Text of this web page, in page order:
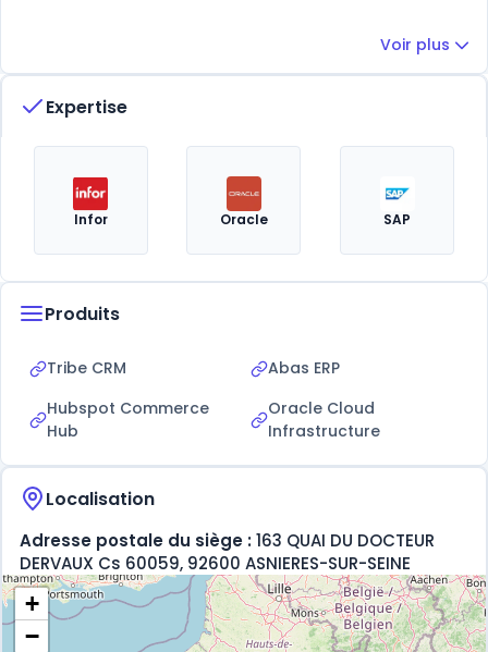
Voir plus
Expertise
Infor Oracle SAP
Produits
Tribe CRM
Abas ERP
Hubspot Commerce
Hub
Oracle Cloud
Infrastructure
Localisation
Adresse postale du siège :163 QUAI DU DOCTEUR
DERVAUX Cs 60059, 92600 ASNIERES-SUR-SEINE
+
−